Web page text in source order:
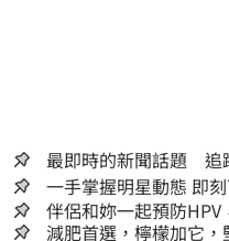
最即時的新聞話題 追
一手掌
伴侶和妳一起預防HPV
減肥首選，檸檬加它